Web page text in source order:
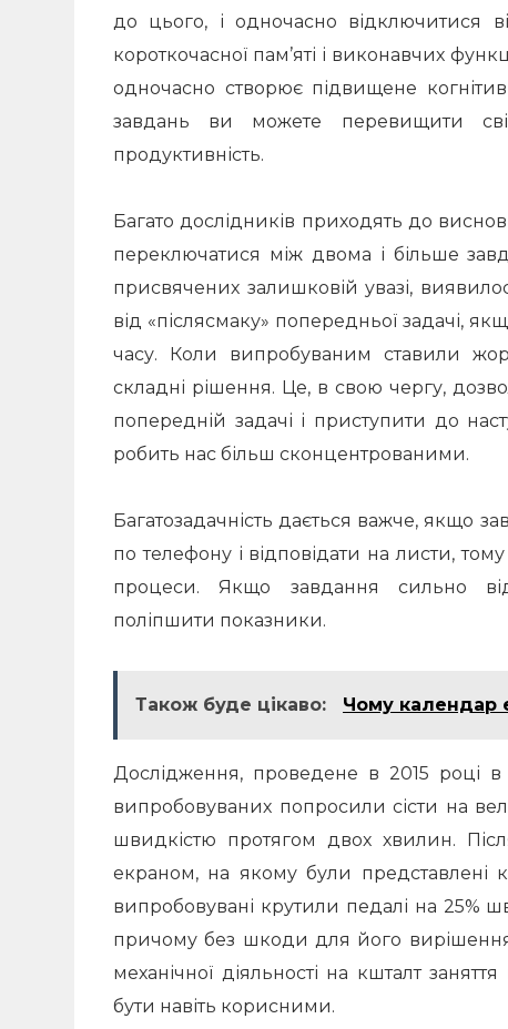
до цього, і одночасно відключитися
короткочасної пам’яті і виконавчих
одночасно створює підвищене
завдань ви можете перевищити
продуктивність.
Багато дослідників приходять до
переключатися між двома і більше
присвячених залишковій увазі,
від «післясмаку» попередньої задачі,
часу. Коли випробуваним ставили
складні рішення. Це, в свою чергу,
попередній задачі і приступити до
робить нас більш сконцентрованими.
Багатозадачність дається важче, якщо
по телефону і відповідати на листи,
процеси.Якщо завдання сильно
поліпшити показники.
Також буде цікаво: Чому календар
Дослідження, проведене в 2015 році
випробовуваних попросили сісти на
швидкістю протягом двох хвилин.
екраном, на якому були представлені
випробовувані крутили педалі на 25%
причому без шкоди для його
механічної діяльності на кшталт
бути навіть корисними.